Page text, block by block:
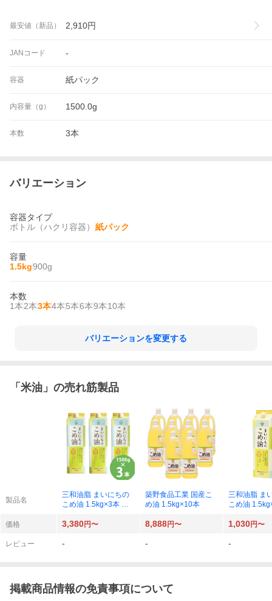
最安値（新品） 2,910円
JANコード -
容器 紙パック
内容量（g） 1500.0g
本数 3本
バリエーション
容器タイプ
ボトル（ハクリ容器） 紙パック
容量
1.5kg900g
本数
1本2本3本4本5本6本9本10本
バリエーションを変更する
「 米油 」の売れ筋製品
製品名
三和油脂 まいにちの
こめ油 1.5kg×3本 紙
築野食品工業 国産こ
め油 1.5kg×10本
三和油脂 ま
こめ油
価格
3,380円〜 8,888円〜 1,030円〜
レビュー - - -
掲載商品情報の免責事項について